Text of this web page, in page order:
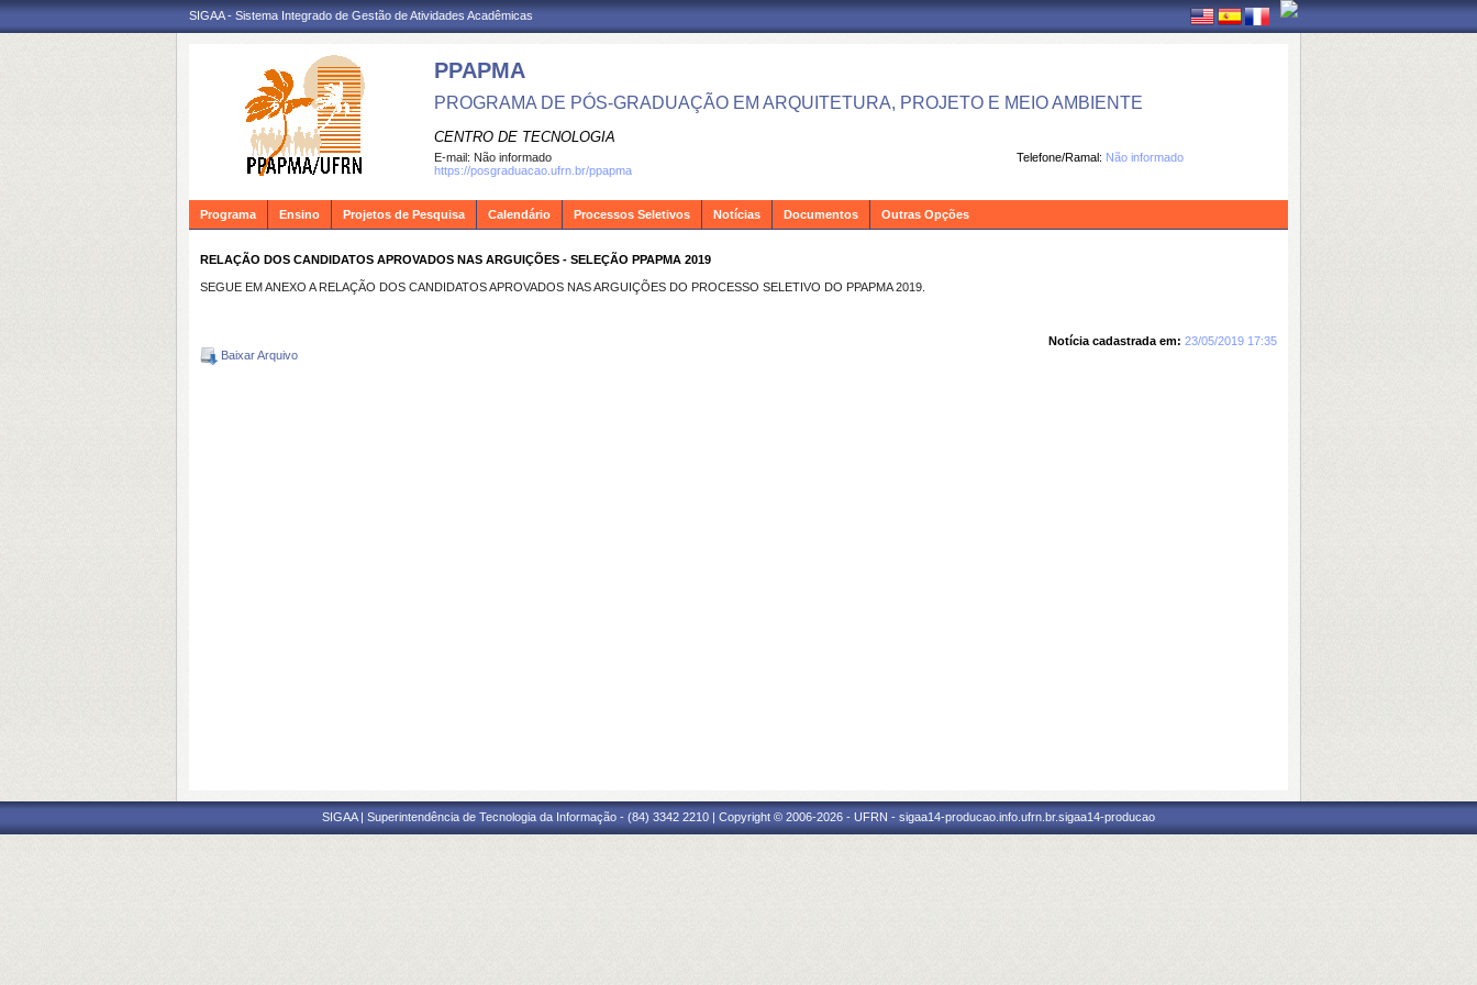
SIGAA - Sistema Integrado de Gestão de Atividades Acadêmicas
PPAPMA
PROGRAMA DE PÓS-GRADUAÇÃO EM ARQUITETURA, PROJETO E MEIO AMBIENTE
CENTRO DE TECNOLOGIA
Telefone/Ramal: Não informado
E-mail: Não informado
https://posgraduacao.ufrn.br/ppapma
Programa Ensino Projetos de Pesquisa Calendário Processos Seletivos Notícias Documentos Outras Opções
RELAÇÃO DOS CANDIDATOS APROVADOS NAS ARGUIÇÕES - SELEÇÃO PPAPMA 2019
SEGUE EM ANEXO A RELAÇÃO DOS CANDIDATOS APROVADOS NAS ARGUIÇÕES DO PROCESSO SELETIVO DO PPAPMA 2019.
Notícia cadastrada em: 23/05/2019 17:35
Baixar Arquivo
SIGAA | Superintendência de Tecnologia da Informação - (84) 3342 2210 | Copyright © 2006-2026 - UFRN - sigaa14-producao.info.ufrn.br.sigaa14-producao